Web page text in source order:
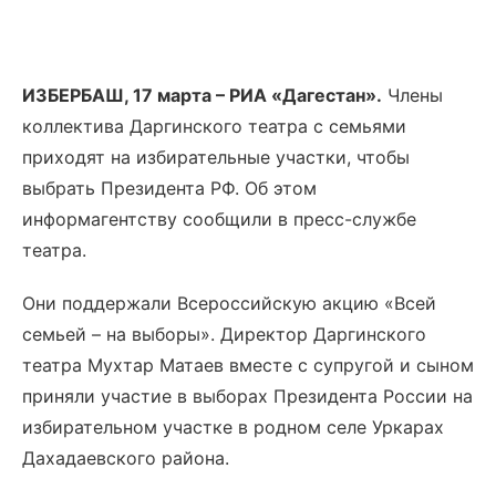
ИЗБЕРБАШ, 17 марта – РИА «Дагестан». Члены
коллектива Даргинского театра с семьями
приходят на избирательные участки, чтобы
выбрать Президента РФ. Об этом
информагентству сообщили в пресс-службе
театра.
Они поддержали Всероссийскую акцию «Всей
семьей – на выборы». Директор Даргинского
театра Мухтар Матаев вместе с супругой и сыном
приняли участие в выборах Президента России на
избирательном участке в родном селе Уркарах
Дахадаевского района.